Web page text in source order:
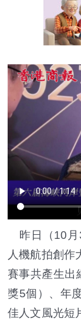
昨日（10月
人機航拍創作
賽事共產生出
獎5個）、年
佳人文風光短